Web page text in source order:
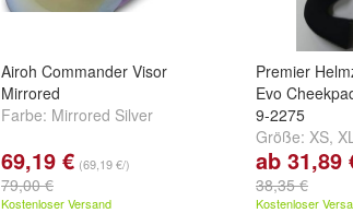
Airoh Commander Visor
Mirrored
Farbe: Mirrored Silver
69,19 € (69,19 €/)
79,00 €
Kostenloser Versand
Premier
Evo
9-2275
Größe: XS,
...
ab 31,89
38,35 €
Kostenloser